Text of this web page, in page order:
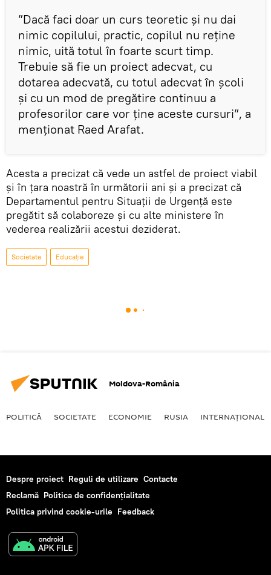
”Dacă faci doar un curs teoretic și nu dai
nimic copilului, practic, copilul nu reține
nimic, uită totul în foarte scurt timp.
Trebuie să fie un proiect adecvat, cu
dotarea adecvată, cu totul adecvat în școli
și cu un mod de pregătire continuu a
profesorilor care vor ține aceste cursuri”, a
menționat Raed Arafat.
Acesta a precizat că vede un astfel de proiect viabil
și în țara noastră în următorii ani și a precizat că
Departamentul pentru Situații de Urgență este
pregătit să colaboreze și cu alte ministere în
vederea realizării acestui deziderat.
Societate Educație
Moldova-România
POLITICĂ SOCIETATE ECONOMIE RUSIA INTERNAŢIONAL
Despre proiect Reguli de utilizare Contacte
Reclamă Politica de confidențialitate
Politica privind cookie-urile Feedback